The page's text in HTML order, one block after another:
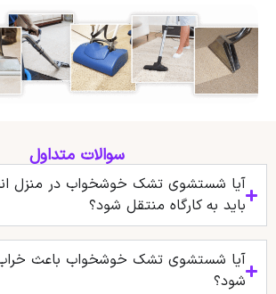
سوالات متداول
آیا شستشوی تشک خوشخواب در منزل
باید به کارگاه منتقل شود؟
آیا شستشوی تشک خوشخواب باعث
شود؟